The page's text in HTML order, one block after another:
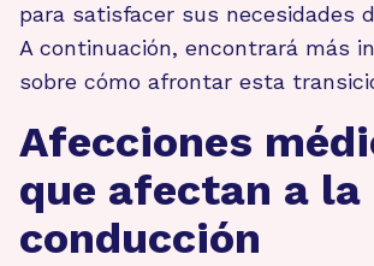
para satisfacer sus necesidades
A continuación, encontrará más
sobre cómo afrontar esta
Afecciones
que afectan a la
conducción